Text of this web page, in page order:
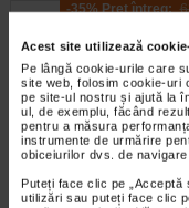
Acest site utilizează
Pe lângă cookie-urile care
site web, folosim cookie-uri
pe site-ul nostru și ajută la
ul, de exemplu, făcând
pentru a măsura
instrumente de urmărire
obiceiurilor dvs. de navigare.
Puteți face clic pe
utilizări sau puteți face clic
-35% Preț întreg:
Crema reparatoare
Creme+, 40 ml,